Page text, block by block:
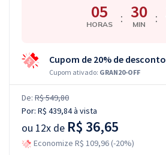
05
HORAS : 30
MIN :
Cupom de 20% de desconto
Cupom ativado: GRAN20-OFF
De: R$ 549,80
Por: R$ 439,84à vista
ou 12x de R$ 36,65
Economize R$ 109,96 (-20%)